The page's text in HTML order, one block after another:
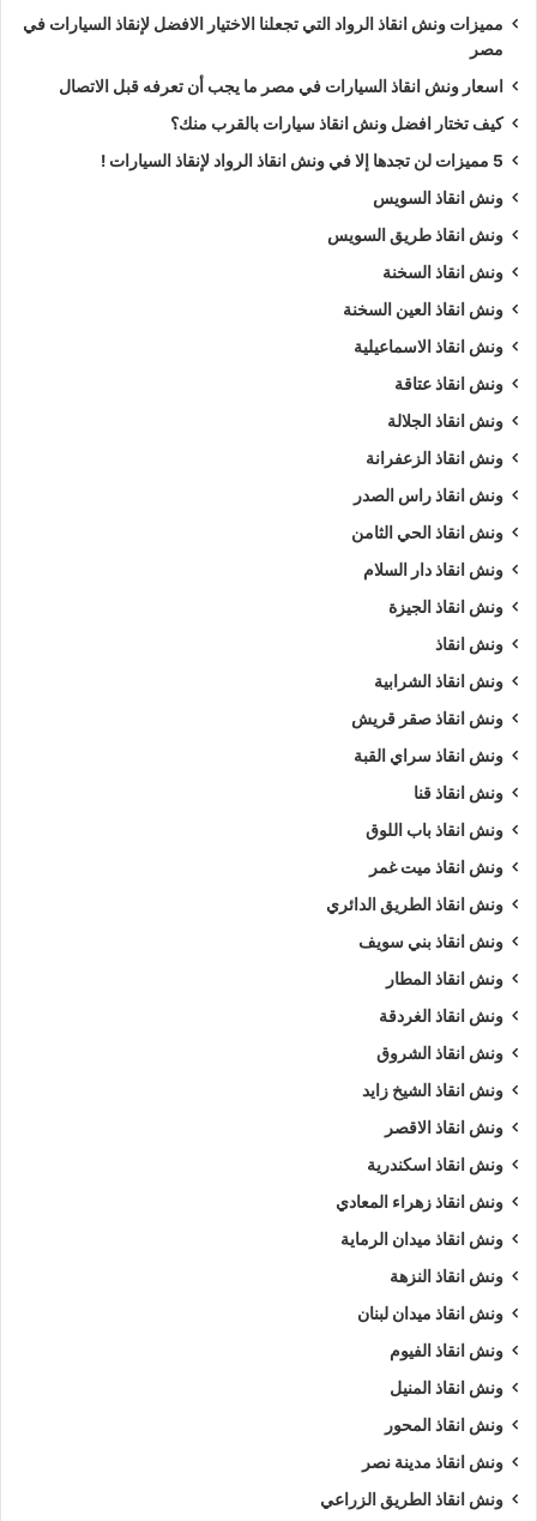
مميزات ونش انقاذ الرواد التي تجعلنا الاختيار الافضل لإنقاذ السيارات في
مصر
اسعار ونش انقاذ السيارات في مصر ما يجب أن تعرفه قبل الاتصال
كيف تختار افضل ونش انقاذ سيارات بالقرب منك؟
5 مميزات لن تجدها إلا في ونش انقاذ الرواد لإنقاذ السيارات !
ونش انقاذ السويس
ونش انقاذ طريق السويس
ونش انقاذ السخنة
ونش انقاذ العين السخنة
ونش انقاذ الاسماعيلية
ونش انقاذ عتاقة
ونش انقاذ الجلالة
ونش انقاذ الزعفرانة
ونش انقاذ راس الصدر
ونش انقاذ الحي الثامن
ونش انقاذ دار السلام
ونش انقاذ الجيزة
ونش انقاذ
ونش انقاذ الشرابية
ونش انقاذ صقر قريش
ونش انقاذ سراي القبة
ونش انقاذ قنا
ونش انقاذ باب اللوق
ونش انقاذ ميت غمر
ونش انقاذ الطريق الدائري
ونش انقاذ بني سويف
ونش انقاذ المطار
ونش انقاذ الغردقة
ونش انقاذ الشروق
ونش انقاذ الشيخ زايد
ونش انقاذ الاقصر
ونش انقاذ اسكندرية
ونش انقاذ زهراء المعادي
ونش انقاذ ميدان الرماية
ونش انقاذ النزهة
ونش انقاذ ميدان لبنان
ونش انقاذ الفيوم
ونش انقاذ المنيل
ونش انقاذ المحور
ونش انقاذ مدينة نصر
ونش انقاذ الطريق الزراعي